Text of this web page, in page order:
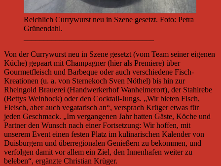
Reichlich Currywurst neu in Szene gesetzt. Foto: Petra
Grünendahl.
Von der Currywurst neu in Szene gesetzt (vom Team seiner eigenen
Küche) gepaart mit Champagner (hier als Premiere) über
Gourmetfleisch und Barbeque oder auch verschiedene Fisch-
Kreationen (u. a. von Sternekoch Sven Nöthel) bis hin zur
Rheingold Brauerei (Handwerkerhof Wanheimerort), der Stahlrebe
(Bettys Weinhock) oder den Cocktail-Jungs. „Wir bieten Fisch,
Fleisch, aber auch vegatarisch an“, versprach Krüger etwas für
jeden Geschmack. „Im vergangenen Jahr hatten Gäste, Köche und
Partner den Wunsch nach einer Fortsetzung: Wir hoffen, mit
unserem Event einen festen Platz im kulinarischen Kalender von
Duisburgern und überregionalen Genießern zu bekommen, und
verfolgen damit vor allem ein Ziel, den Innenhafen weiter zu
beleben“, ergänzte Christian Krüger.